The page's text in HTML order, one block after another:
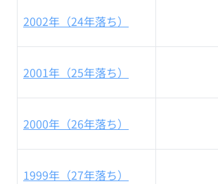
2002年（24年落ち）
2001年（25年落ち）
2000年（26年落ち）
1999年（27年落ち）